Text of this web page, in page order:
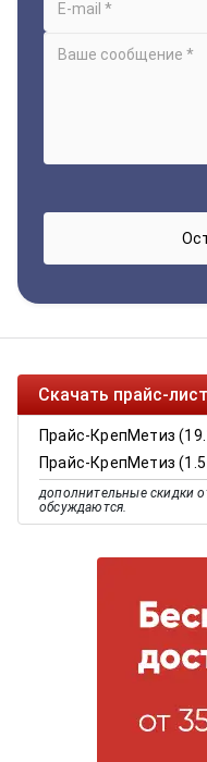
Скачать прайс-лист
Прайс-КрепМетиз
Прайс-КрепМетиз
дополнительные скидки
обсуждаются.